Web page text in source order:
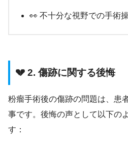
👀 不十分な視野での手術
💔 2. 傷跡に関する後悔
粉瘤手術後の傷跡の問題は、患
事です。後悔の声として以下の
す：